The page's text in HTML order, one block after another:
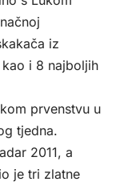
iz
i 8 najboljih
prvenstvu u
tjedna.
2011, a
je tri zlatne